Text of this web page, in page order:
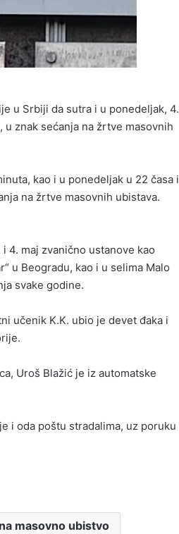
u Srbiji da sutra i u ponedeljak, 4.
znak sećanja na žrtve masovnih
kao i u ponedeljak u 22 časa i
na žrtve masovnih ubistava.
4. maj zvanično ustanove kao
u Beogradu, kao i u selima Malo
svake godine.
učenik K.K. ubio je devet đaka i
Uroš Blažić je iz automatske
i oda poštu stradalima, uz poruku
masovno ubistvo